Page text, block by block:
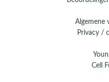
Algemene
Privacy /
Cell